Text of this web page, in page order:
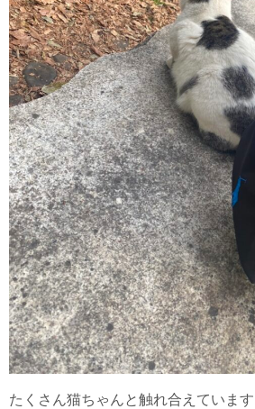
たくさん猫ちゃんと触れ合えています